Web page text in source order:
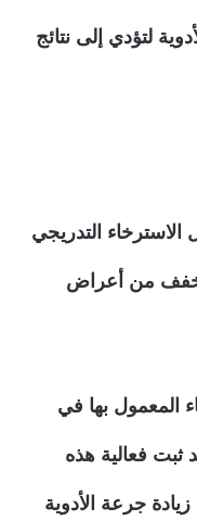
لتؤدي إلى نتائج
التدريجي
تخفف من أعراض
المعمول بها في
ثبت فعالية هذه
جرعة الأدوية